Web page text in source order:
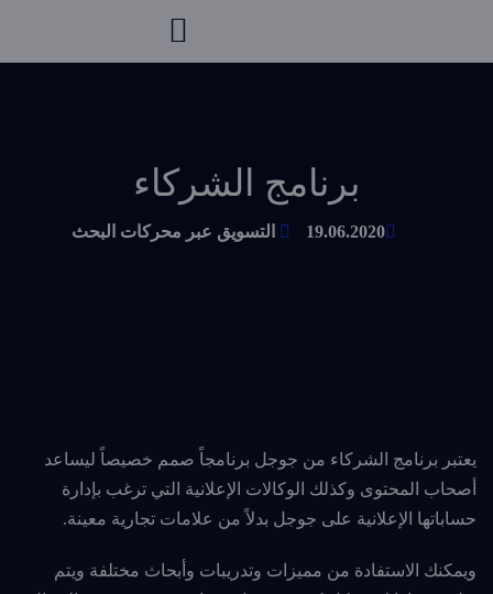
برنامج الشركاء
19.06.2020 التسويق عبر محركات البحث
يعتبر برنامج الشركاء من جوجل برنامجاً صمم خصيصاً ليساعد
أصحاب المحتوى وكذلك الوكالات الإعلانية التي ترغب بإدارة
حساباتها الإعلانية على جوجل بدلاً من علامات تجارية معينة.
ويمكنك الاستفادة من مميزات وتدريبات وأبحاث مختلفة ويتم